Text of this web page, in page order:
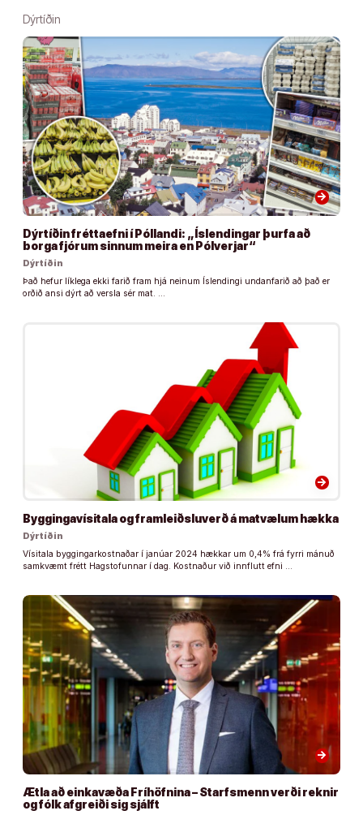
Dýrtíðin
arrow_forward
Dýrtíðin fréttaefni í Póllandi: „Íslendingar þurfa að
borga fjórum sinnum meira en Pólverjar“
Dýrtíðin
Það hefur líklega ekki farið fram hjá neinum Íslendingi undanfarið að það er
orðið ansi dýrt að versla sér mat. …
arrow_forward
Byggingavísitala og framleiðsluverð á matvælum hækka
Dýrtíðin
Vísitala byggingarkostnaðar í janúar 2024 hækkar um 0,4% frá fyrri mánuð
samkvæmt frétt Hagstofunnar í dag. Kostnaður við innflutt efni …
arrow_forward
Ætla að einkavæða Fríhöfnina – Starfsmenn verði reknir
og fólk afgreiði sig sjálft